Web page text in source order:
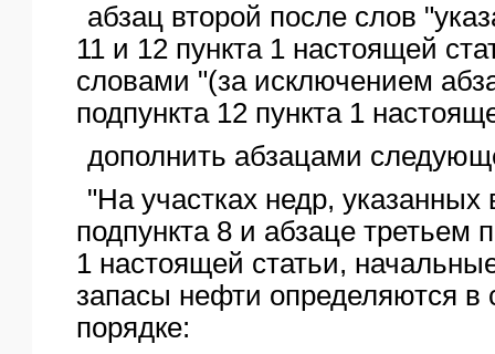
абзац второй после слов
11 и 12 пункта 1 настоящей
словами "(за исключением
подпункта 12 пункта 1
дополнить абзацами
"На участках недр, указанных
подпункта 8 и абзаце третьем
1 настоящей статьи,
запасы нефти определяются
порядке: